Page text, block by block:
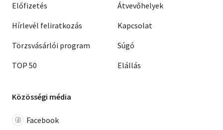
Előfizetés
Hírlevél feliratkozás
Törzsvásárlói program
TOP 50
Átvevőhelyek
Kapcsolat
Súgó
Elállás
Közösségi média
Facebook